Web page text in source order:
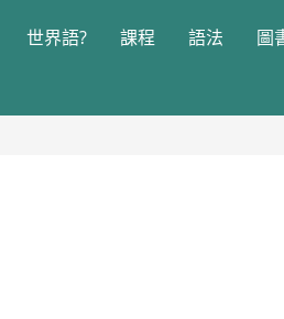
世界語? 課程 語法 圖